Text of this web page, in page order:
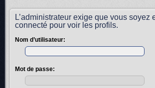
L’administrateur exige que vous soyez
connecté pour voir les profils.
Nom d’utilisateur:
Mot de passe: